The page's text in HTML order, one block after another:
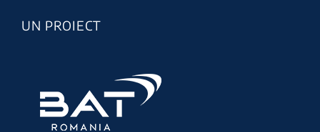
UN PROIECT